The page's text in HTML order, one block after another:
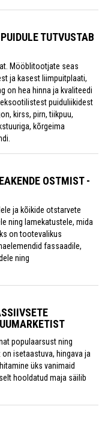
TUTVUSTAB
Mööblitootjate seas
ja kasest liimpuitplaati,
on hea hinna ja kvaliteedi
puiduliikidest
kirss, pirn, tiikpuu,
kõrgeima
OSTMIST -
ja kõikide otstarvete
ning lamekatustele, mida
on tootevalikus
fassaadile,
ning
populaarsust ning
isetaastuva, hingava ja
üks vanimaid
hooldatud maja säilib